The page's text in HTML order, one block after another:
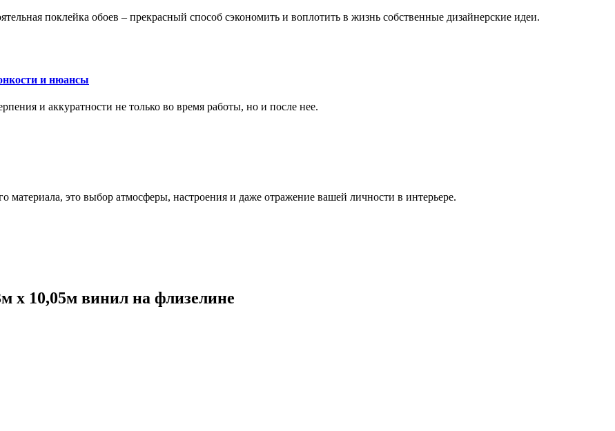
поклейка обоев – прекрасный способ сэкономить и воплотить в жизнь собственные дизайнерские идеи.
и нюансы
и аккуратности не только во время работы, но и после нее.
материала, это выбор атмосферы, настроения и даже отражение вашей личности в интерьере.
x 10,05м винил на флизелине